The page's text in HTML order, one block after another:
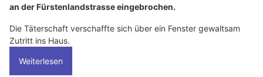
an der Fürstenlandstrasse eingebrochen.
Die Täterschaft verschaffte sich über ein Fenster gewaltsam
Zutritt ins Haus.
Weiterlesen